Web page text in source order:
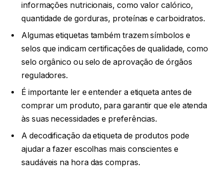
informações nutricionais, como valor calórico,
quantidade de gorduras, proteínas e carboidratos.
Algumas etiquetas também trazem símbolos e
selos que indicam certificações de qualidade, como
selo orgânico ou selo de aprovação de órgãos
reguladores.
É importante ler e entender a etiqueta antes de
comprar um produto, para garantir que ele atenda
às suas necessidades e preferências.
A decodificação da etiqueta de produtos pode
ajudar a fazer escolhas mais conscientes e
saudáveis na hora das compras.